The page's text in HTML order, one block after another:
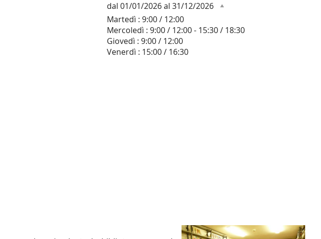
dal 01/01/2026 al 31/12/2026
Martedì : 9:00 / 12:00
Mercoledì : 9:00 / 12:00 - 15:30 / 18:30
Giovedì : 9:00 / 12:00
Venerdì : 15:00 / 16:30